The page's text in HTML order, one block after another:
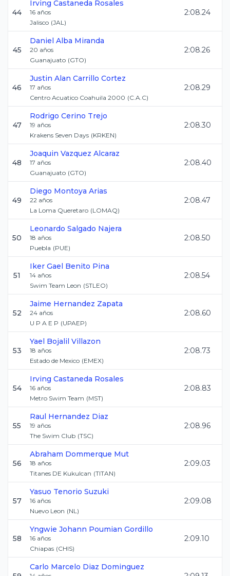
44
Irving Castaneda Rosales
16 años
Jalisco (JAL)
2:08.24
45
Daniel Alba Miranda
20 años
Guanajuato (GTO)
2:08.26
46
Justin Alan Carrillo Cortez
17 años
Centro Acuatico Coahuila 2000 (C.A.C)
2:08.29
47
Rodrigo Cerino Trejo
19 años
Krakens Seven Days (KRKEN)
2:08.30
48
Joaquin Vazquez Alcaraz
17 años
Guanajuato (GTO)
2:08.40
49
Diego Montoya Arias
22 años
La Loma Queretaro (LOMAQ)
2:08.47
50
Leonardo Salgado Najera
18 años
Puebla (PUE)
2:08.50
51
Iker Gael Benito Pina
14 años
Swim Team Leon (STLEO)
2:08.54
52
Jaime Hernandez Zapata
24 años
U P A E P (UPAEP)
2:08.60
53
Yael Bojalil Villazon
18 años
Estado de Mexico (EMEX)
2:08.73
54
Irving Castaneda Rosales
16 años
Metro Swim Team (MST)
2:08.83
55
Raul Hernandez Diaz
19 años
The Swim Club (TSC)
2:08.96
56
Abraham Dommerque Mut
18 años
Titanes DE Kukulcan (TITAN)
2:09.03
57
Yasuo Tenorio Suzuki
16 años
Nuevo Leon (NL)
2:09.08
58
Yngwie Johann Poumian Gordillo
16 años
Chiapas (CHIS)
2:09.10
Carlo Marcelo Diaz Dominguez